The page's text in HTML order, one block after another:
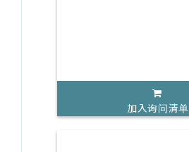
加入询问清单